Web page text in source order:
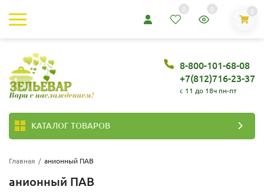
0 0 0
8-800-101-68-08
+7(812)716-23-37
c 11 до 18ч пн-пт
КАТАЛОГ ТОВАРОВ
Главная / анионный ПАВ
анионный ПАВ